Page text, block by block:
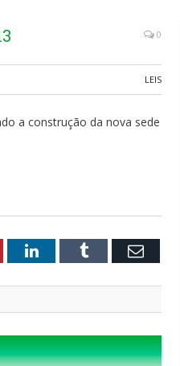
0
LEIS
a construção da nova sede
LinkedInTumblr Email